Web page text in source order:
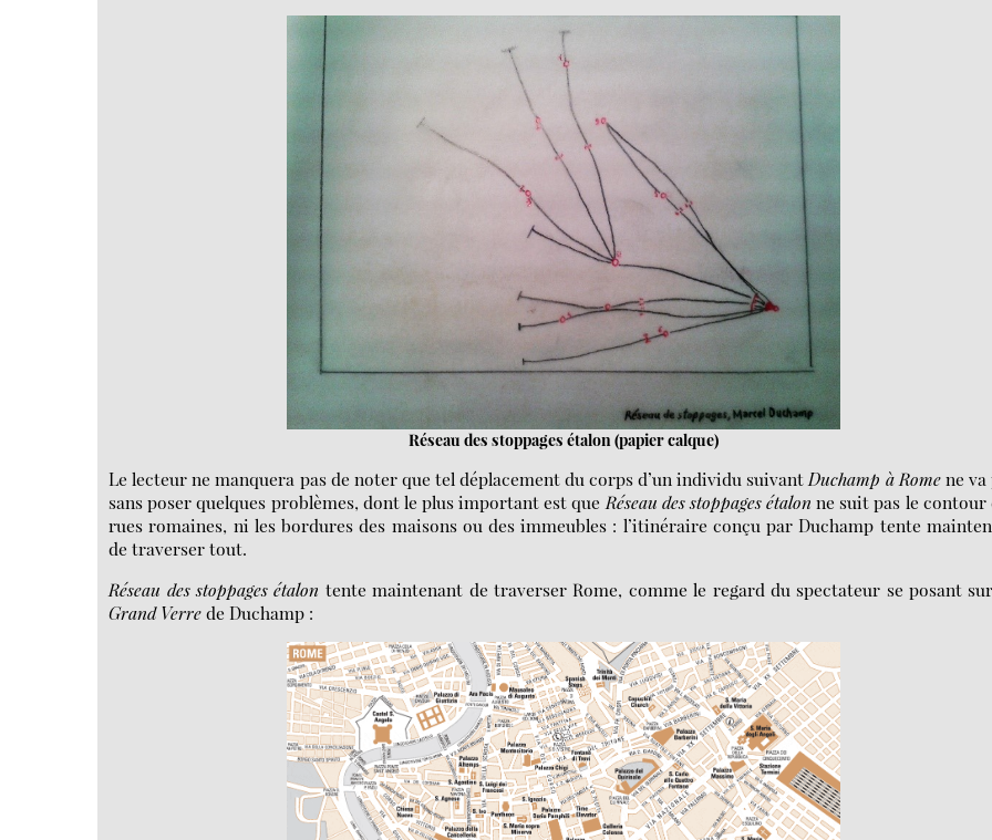
Réseau des stoppages étalon (papier calque)
Le lecteur ne manquera pas de noter que tel déplacement du corps d’un individu suivantDuchamp à Romene va
sans poser quelques problèmes, dont le plus important est queRéseau des stoppages étalon ne suit pas le contour
rues romaines, ni les bordures des maisons ou des immeubles : l’itinéraire conçu par Duchamp tente
de traverser tout.
Réseau des stoppages étalon tente maintenant de traverser Rome, comme le regard du spectateur se posant sur
Grand Verrede Duchamp :